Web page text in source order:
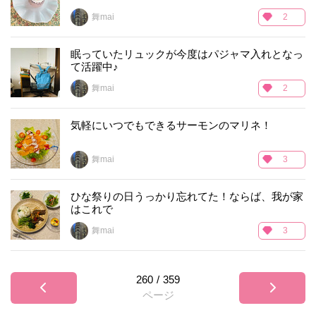
舞mai 2
眠っていたリュックが今度はパジャマ入れとなっ
て活躍中♪
舞mai 2
気軽にいつでもできるサーモンのマリネ！
舞mai 3
ひな祭りの日うっかり忘れてた！ならば、我が家
はこれで
舞mai 3
260 / 359
ページ